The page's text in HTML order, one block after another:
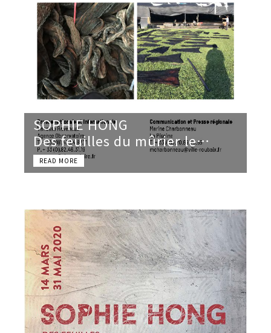
SOPHIE HONG
Des feuilles du mûrier le
temps fait des robes de soie